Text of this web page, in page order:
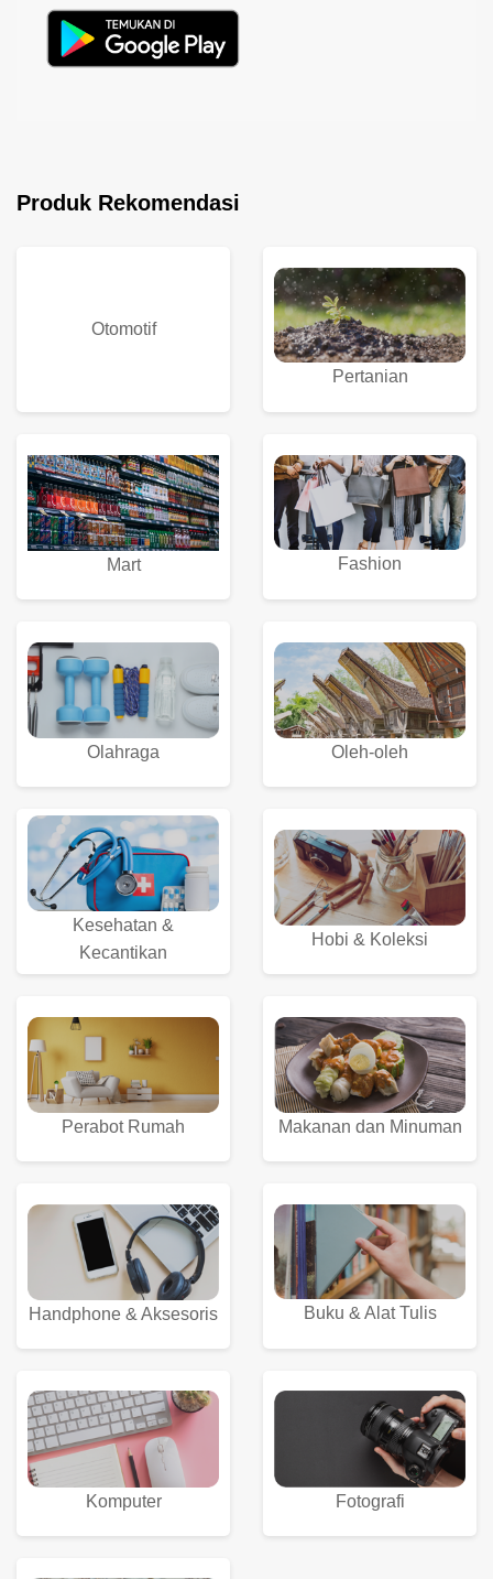
Produk Rekomendasi
Otomotif
Pertanian
Mart Fashion
Olahraga Oleh-oleh
Kesehatan &
Kecantikan
Hobi & Koleksi
Perabot Rumah Makanan dan Minuman
Handphone & Aksesoris Buku & Alat Tulis
Komputer Fotografi